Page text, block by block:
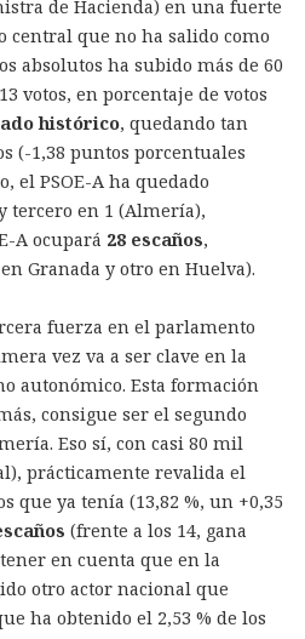
de Hacienda) en una fuerte
central que no ha salido como
absolutos ha subido más de 60
votos, en porcentaje de votos
histórico, quedando tan
(-1,38 puntos porcentuales
el PSOE-A ha quedado
tercero en 1 (Almería),
A ocupará 28 escaños,
Granada y otro en Huelva).
fuerza en el parlamento
vez va a ser clave en la
autonómico. Esta formación
consigue ser el segundo
Eso sí, con casi 80 mil
prácticamente revalida el
que ya tenía (13,82 %, un +0,35
(frente a los 14, gana
en cuenta que en la
otro actor nacional que
ha obtenido el 2,53 % de los